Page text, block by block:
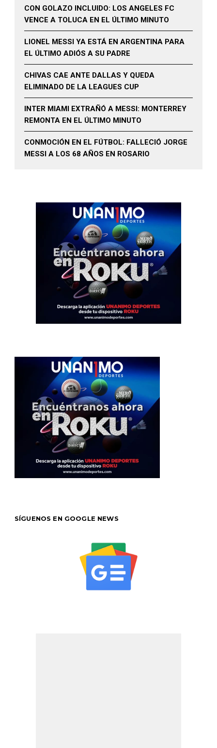
CON GOLAZO INCLUIDO: LOS ANGELES FC
VENCE A TOLUCA EN EL ÚLTIMO MINUTO
LIONEL MESSI YA ESTÁ EN ARGENTINA PARA
EL ÚLTIMO ADIÓS A SU PADRE
CHIVAS CAE ANTE DALLAS Y QUEDA
ELIMINADO DE LA LEAGUES CUP
INTER MIAMI EXTRAÑÓ A MESSI: MONTERREY
REMONTA EN EL ÚLTIMO MINUTO
CONMOCIÓN EN EL FÚTBOL: FALLECIÓ JORGE
MESSI A LOS 68 AÑOS EN ROSARIO
SÍGUENOS EN GOOGLE NEWS